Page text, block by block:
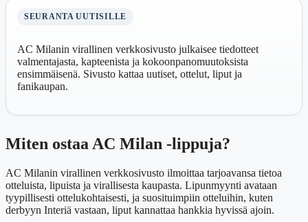
SEURANTA UUTISILLE
AC Milanin virallinen verkkosivusto julkaisee tiedotteet
valmentajasta, kapteenista ja kokoonpanomuutoksista
ensimmäisenä. Sivusto kattaa uutiset, ottelut, liput ja
fanikaupan.
Miten ostaa AC Milan -lippuja?
AC Milanin virallinen verkkosivusto ilmoittaa tarjoavansa tietoa
otteluista, lipuista ja virallisesta kaupasta. Lipunmyynti avataan
tyypillisesti ottelukohtaisesti, ja suosituimpiin otteluihin, kuten
derbyyn Interiä vastaan, liput kannattaa hankkia hyvissä ajoin.